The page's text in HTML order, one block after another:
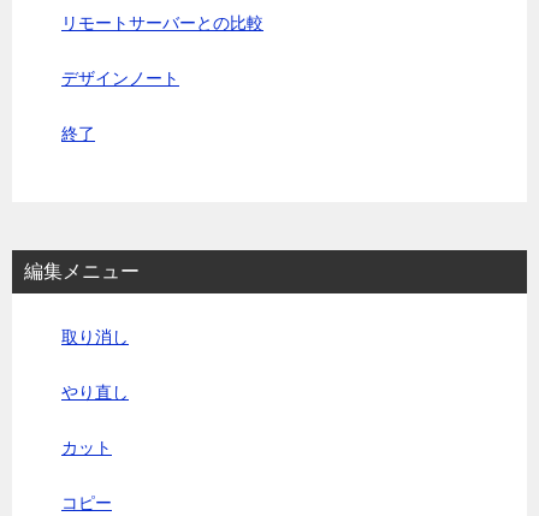
リモートサーバーとの比較
デザインノート
終了
編集メニュー
取り消し
やり直し
カット
コピー